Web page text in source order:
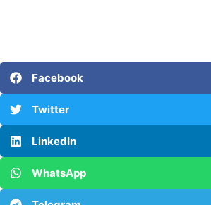
Facebook
Twitter
LinkedIn
WhatsApp